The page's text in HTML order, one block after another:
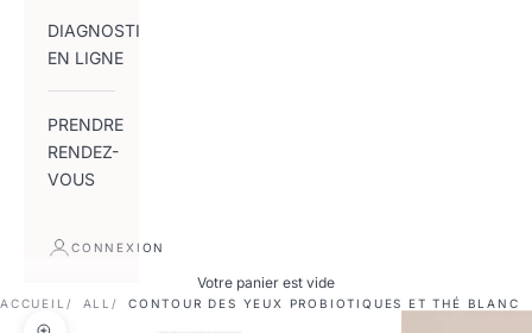
DIAGNOSTIC
EN LIGNE
PRENDRE
RENDEZ-
VOUS
CONNEXION
Votre panier est vide
ACCUEIL ALL CONTOUR DES YEUX PROBIOTIQUES ET THÉ BLANC